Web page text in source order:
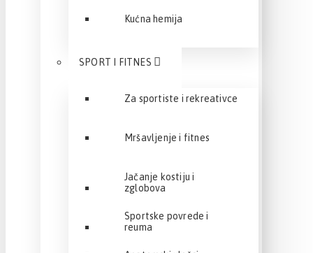
Kućna hemija
SPORT I FITNES
Za sportiste i rekreativce
Mršavljenje i fitnes
Jačanje kostiju i
zglobova
Sportske povrede i
reuma